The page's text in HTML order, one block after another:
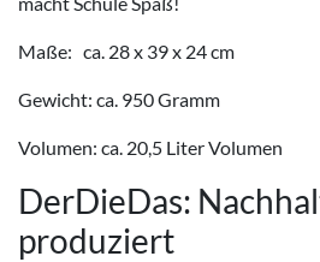
Maße: ca. 28 x 39 x 24 cm
Gewicht: ca. 950 Gramm
Volumen: ca. 20,5 Liter Volumen
DerDieDas:
produziert